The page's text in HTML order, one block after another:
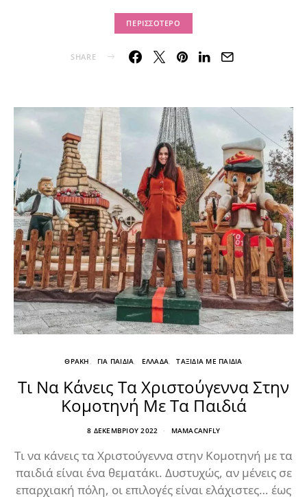
ΠΕΡΙΣΣΌΤΕΡΟ
SHARE
ΘΡΑΚΗ ΓΙΑ ΠΑΙΔΙΑ ΕΛΛΑΔΑ ΤΑΞΙΔΙΑ ΜΕ ΠΑΙΔΙΑ
Τι Να Κάνεις Τα Χριστούγεννα Στην
Κομοτηνή Με Τα Παιδιά
8 ΔΕΚΕΜΒΡΊΟΥ 2022 MAMACANFLY
Τι να κάνεις τα Χριστούγεννα στην Κομοτηνή με τα
παιδιά είναι ένα θεματάκι. Δυστυχώς, αν μένεις σε
επαρχιακή πόλη, οι επιλογές είναι ελάχιστες… έως